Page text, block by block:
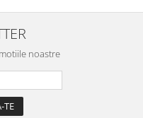
noastre